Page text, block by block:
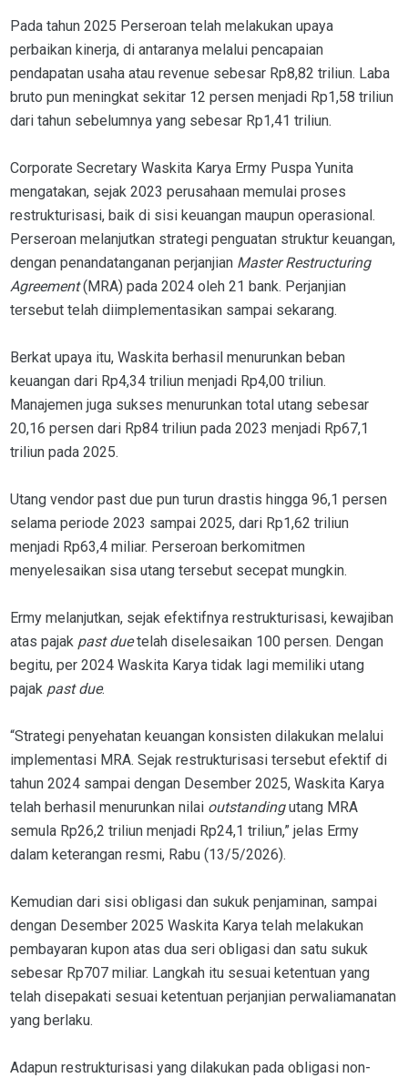
Pada tahun 2025 Perseroan telah melakukan upaya
perbaikan kinerja, di antaranya melalui pencapaian
pendapatan usaha atau revenue sebesar Rp8,82 triliun. Laba
bruto pun meningkat sekitar 12 persen menjadi Rp1,58 triliun
dari tahun sebelumnya yang sebesar Rp1,41 triliun.
Corporate Secretary Waskita Karya Ermy Puspa Yunita
mengatakan, sejak 2023 perusahaan memulai proses
restrukturisasi, baik di sisi keuangan maupun operasional.
Perseroan melanjutkan strategi penguatan struktur keuangan,
dengan penandatanganan perjanjian Master Restructuring
Agreement(MRA) pada 2024 oleh 21 bank. Perjanjian
tersebut telah diimplementasikan sampai sekarang.
Berkat upaya itu, Waskita berhasil menurunkan beban
keuangan dari Rp4,34 triliun menjadi Rp4,00 triliun.
Manajemen juga sukses menurunkan total utang sebesar
20,16 persen dari Rp84 triliun pada 2023 menjadi Rp67,1
triliun pada 2025.
Utang vendor past due pun turun drastis hingga 96,1 persen
selama periode 2023 sampai 2025, dari Rp1,62 triliun
menjadi Rp63,4 miliar. Perseroan berkomitmen
menyelesaikan sisa utang tersebut secepat mungkin.
Ermy melanjutkan, sejak efektifnya restrukturisasi, kewajiban
atas pajak past duetelah diselesaikan 100 persen. Dengan
begitu, per 2024 Waskita Karya tidak lagi memiliki utang
pajak past due.
“Strategi penyehatan keuangan konsisten dilakukan melalui
implementasi MRA. Sejak restrukturisasi tersebut efektif di
tahun 2024 sampai dengan Desember 2025, Waskita Karya
telah berhasil menurunkan nilai outstandingutang MRA
semula Rp26,2 triliun menjadi Rp24,1 triliun,” jelas Ermy
dalam keterangan resmi, Rabu (13/5/2026).
Kemudian dari sisi obligasi dan sukuk penjaminan, sampai
dengan Desember 2025 Waskita Karya telah melakukan
pembayaran kupon atas dua seri obligasi dan satu sukuk
sebesar Rp707 miliar. Langkah itu sesuai ketentuan yang
telah disepakati sesuai ketentuan perjanjian perwaliamanatan
yang berlaku.
Adapun restrukturisasi yang dilakukan pada obligasi non-